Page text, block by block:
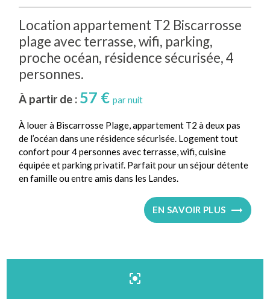
Location appartement T2 Biscarrosse
plage avec terrasse, wifi, parking,
proche océan, résidence sécurisée, 4
personnes.
À partir de : 57 €par nuit
À louer à Biscarrosse Plage, appartement T2 à deux pas
de l’océan dans une résidence sécurisée. Logement tout
confort pour 4 personnes avec terrasse, wifi, cuisine
équipée et parking privatif. Parfait pour un séjour détente
en famille ou entre amis dans les Landes.
EN SAVOIR PLUS
center_focus_strong